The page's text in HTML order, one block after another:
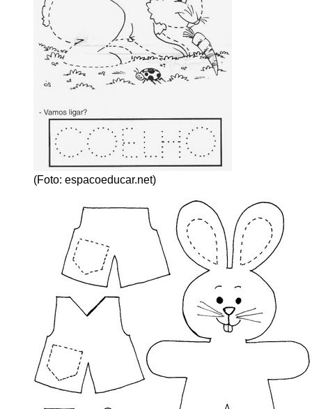
(Foto: espacoeducar.net)